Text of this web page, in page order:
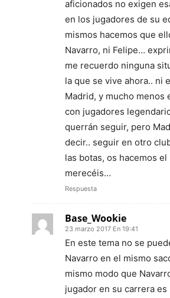
aficionados no exigen
en los jugadores de su
mismos hacemos que
Navarro, ni Felipe…
me recuerdo ninguna
la que se vive ahora.. ni
Madrid, y mucho menos
con jugadores
querrán seguir, pero
decir.. seguir en otro
las botas, os hacemos
merecéis…
Respuesta
Base_Wookie
23 marzo 2017 En 19:41
En este tema no se
Navarro en el mismo
mismo modo que
jugador en su carrera